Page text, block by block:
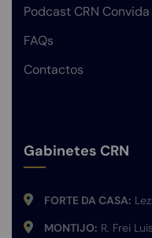
Podcast CRN Convida
FAQs
Contactos
Gabinetes CRN
FORTE DA CASA:
MONTIJO: R. Frei